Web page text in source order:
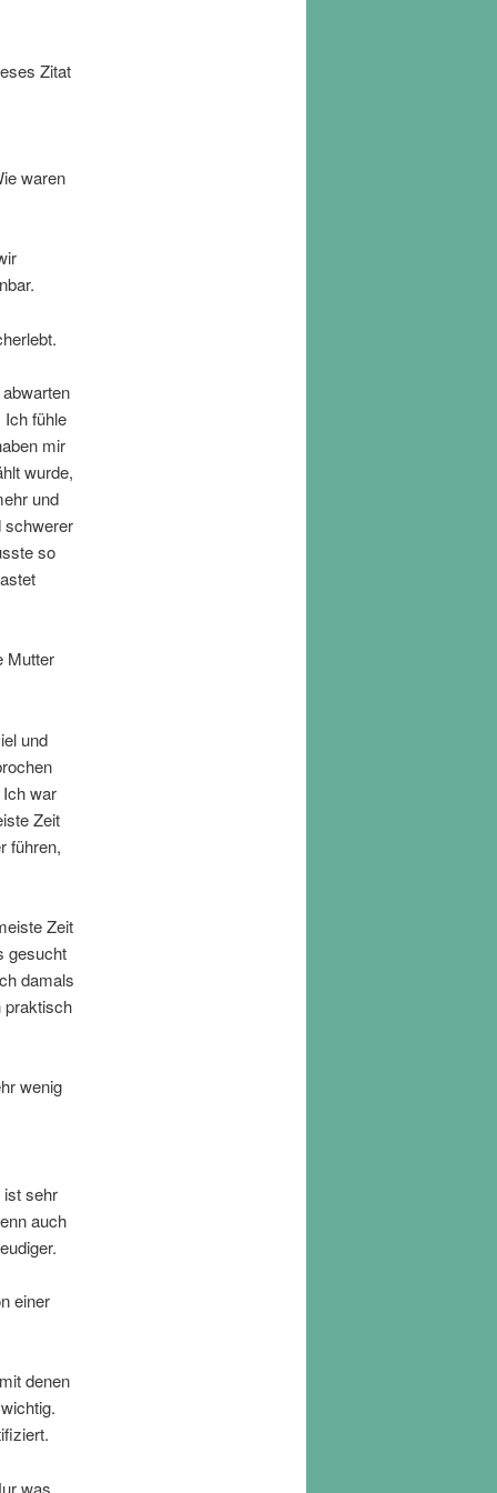
Zitat
waren
fühle
mir
wurde,
und
schwerer
so
Mutter
und
war
Zeit
führen,
Zeit
gesucht
damals
praktisch
wenig
ist sehr
auch
einer
denen
was